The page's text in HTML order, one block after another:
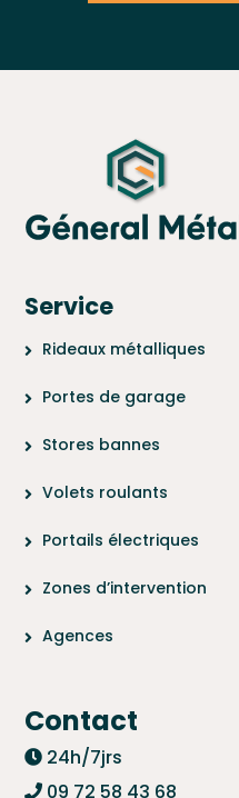
Service
Rideaux métalliques
Portes de garage
Stores bannes
Volets roulants
Portails électriques
Zones d’intervention
Agences
Contact
24h/7jrs
09 72 58 43 68